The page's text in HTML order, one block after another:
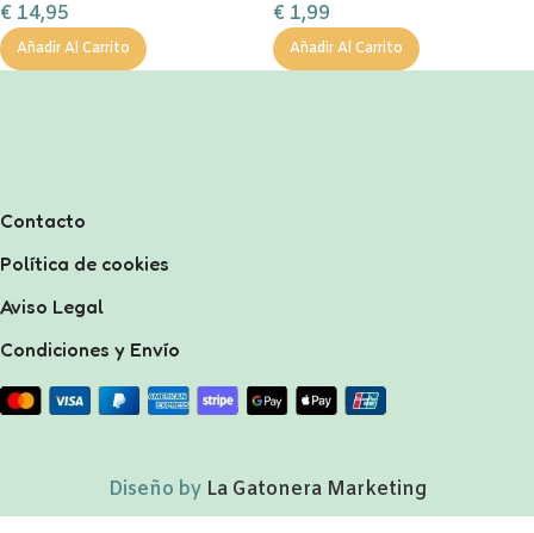
chocolate a la taza, nubes y
bas
€ 14,95
Añadir Al Carrito
€ 1,99
Añadir Al Carrito
Contacto
Política de cookies
Aviso Legal
Condiciones y Envío
Diseño by La Gatonera Marketing